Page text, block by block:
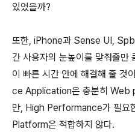
있었을까?
또한, iPhone과 Sense UI,
간 사용자의 눈높이를 맞춰줄
이 빠른 시간 안에 해결해 줄 것
ce Application은 충분히 Web
만, High Performance가 필요
Platform은 적합하지 않다.